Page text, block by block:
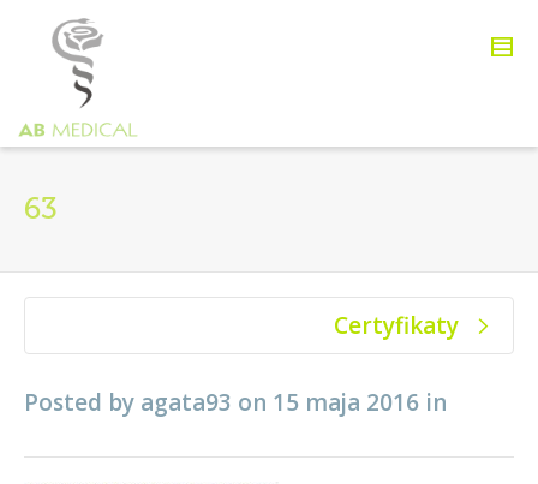
63
Certyfikaty
Posted by agata93 on 15 maja 2016 in